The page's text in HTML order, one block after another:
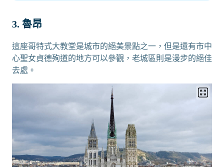
3. 魯昂
這座哥特式大教堂是城市的絕美景點之一，但是還有市中
心聖女貞德殉道的地方可以參觀，老城區則是漫步的絕佳
去處。